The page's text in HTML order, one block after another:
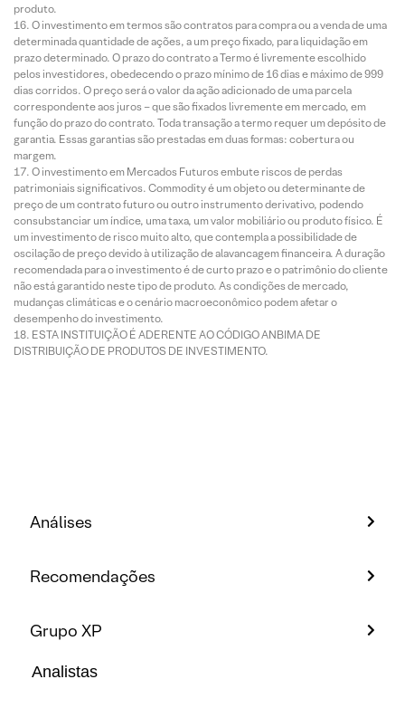
produto.
O investimento em termos são contratos para compra ou a venda de uma
determinada quantidade de ações, a um preço fixado, para liquidação em
prazo determinado. O prazo do contrato a Termo é livremente escolhido
pelos investidores, obedecendo o prazo mínimo de 16 dias e máximo de 999
dias corridos. O preço será o valor da ação adicionado de uma parcela
correspondente aos juros – que são fixados livremente em mercado, em
função do prazo do contrato. Toda transação a termo requer um depósito de
garantia. Essas garantias são prestadas em duas formas: cobertura ou
margem.
O investimento em Mercados Futuros embute riscos de perdas
patrimoniais significativos. Commodity é um objeto ou determinante de
preço de um contrato futuro ou outro instrumento derivativo, podendo
consubstanciar um índice, uma taxa, um valor mobiliário ou produto físico. É
um investimento de risco muito alto, que contempla a possibilidade de
oscilação de preço devido à utilização de alavancagem financeira. A duração
recomendada para o investimento é de curto prazo e o patrimônio do cliente
não está garantido neste tipo de produto. As condições de mercado,
mudanças climáticas e o cenário macroeconômico podem afetar o
desempenho do investimento.
ESTA INSTITUIÇÃO É ADERENTE AO CÓDIGO ANBIMA DE
DISTRIBUIÇÃO DE PRODUTOS DE INVESTIMENTO.
Análises
Recomendações
Grupo XP
Analistas